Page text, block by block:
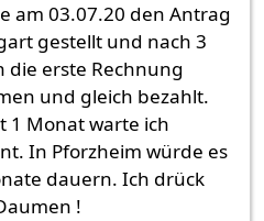
am 03.07.20 den Antrag
gestellt und nach 3
die erste Rechnung
und gleich bezahlt.
1 Monat warte ich
In Pforzheim würde es
dauern. Ich drück
!